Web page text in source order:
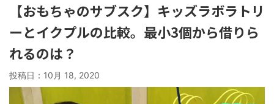
【おもちゃのサブスク】キッズラボラトリ
ーとイクプルの比較。最小3個から借りら
れるのは？
投稿日： 10月 18, 2020